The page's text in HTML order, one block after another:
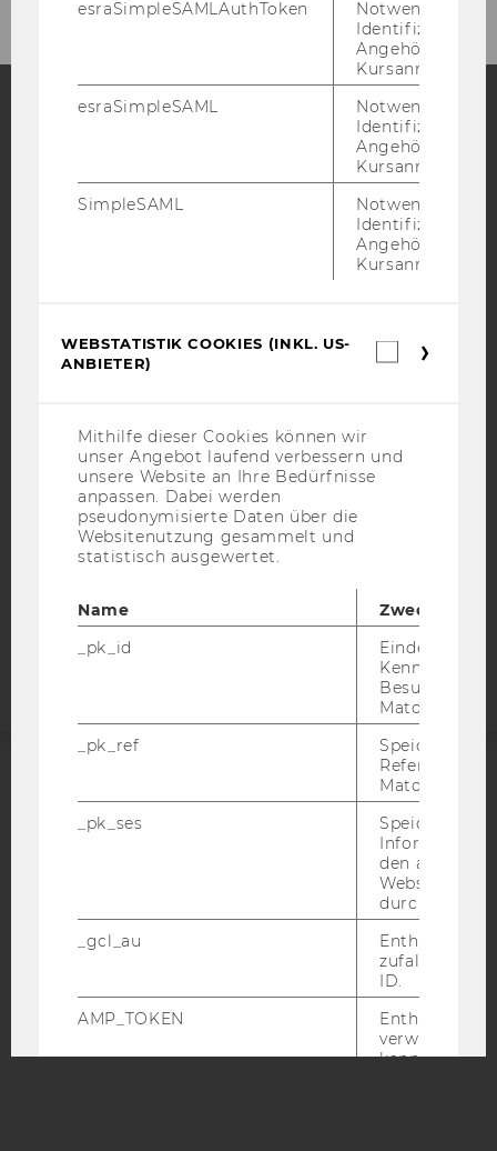
Blog
Bluesky
DATENSCHUTZERKLÄRUNG
DATENSCHUTZERKLÄRUNG SOCIAL MEDIA
DATENSCHUTZERKLÄRUNG
STUDIENBEWERBER*INNEN UND STUDIERENDE
COOKIE EINSTELLUNGEN
Barrierefreiheitserklärung
esraSimpleSAMLAuthToken
Notwendig zur
Identifizierung
Angehörige/r für
Kursanmeldung.
esraSimpleSAML
Notwendig zur
Identifizierung
Angehörige/r für
Kursanmeldung.
SimpleSAML
Notwendig zur
Identifizierung
Angehörige/r für
Kursanmeldung.
WEBSTATISTIK COOKIES (INKL. US-
ANBIETER)
Mithilfe dieser Cookies können wir
unser Angebot laufend verbessern und
unsere Website an Ihre Bedürfnisse
anpassen. Dabei werden
pseudonymisierte Daten über die
Websitenutzung gesammelt und
statistisch ausgewertet.
Name
Zweck
_pk_id
Eindeutige
Besuchers
Matomo.
_pk_ref
Speicherung
Referrers
Matomo.
_pk_ses
Speicherung
den aktuellen
durch
_gcl_au
Enthält eine
ID.
AMP_TOKEN
Enthält ein
verwendet
kann, um